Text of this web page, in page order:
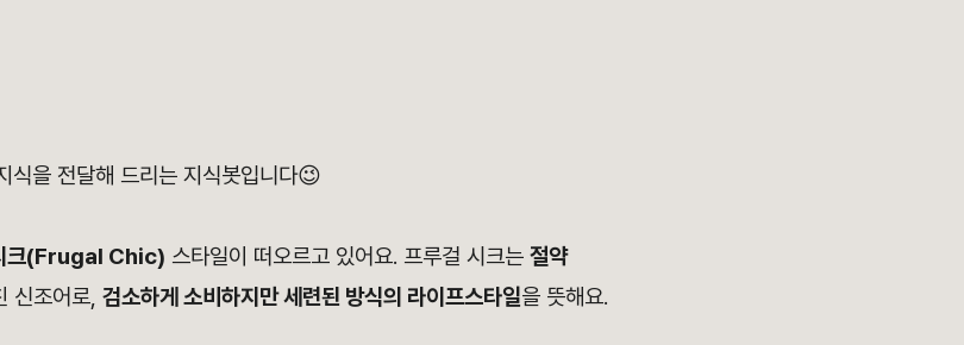
식을 전달해 드리는 지식봇입니다😉
크(Frugal Chic) 스타일이 떠오르고 있어요. 프루걸 시크는 절약
신조어로, 검소하게 소비하지만 세련된 방식의 라이프스타일을 뜻해요.